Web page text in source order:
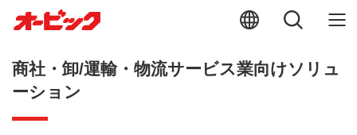
商社・卸/運輸・物流サービス業向けソリュ
ーション